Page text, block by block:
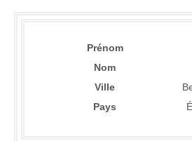
Prénom
Nom
Ville
Pays